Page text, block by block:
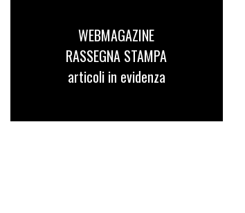
WEBMAGAZINE
RASSEGNA STAMPA
articoli in evidenza